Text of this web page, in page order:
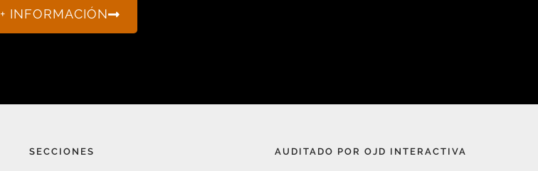
+ INFORMACIÓN
SECCIONES AUDITADO POR OJD INTERACTIVA